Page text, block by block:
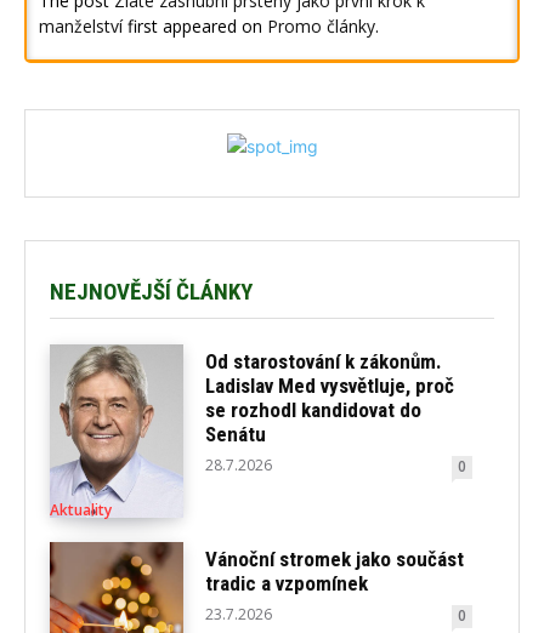
manželstvífirst appeared on Promo články.
NEJNOVĚJŠÍ ČLÁNKY
Aktuality
Od starostování k zákonům.
Ladislav Med vysvětluje, proč
se rozhodl kandidovat do
Senátu
28.7.2026 0
Vánoční stromek jako součást
tradic a vzpomínek
23.7.2026 0